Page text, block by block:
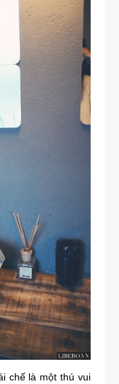
chế là một thú vui